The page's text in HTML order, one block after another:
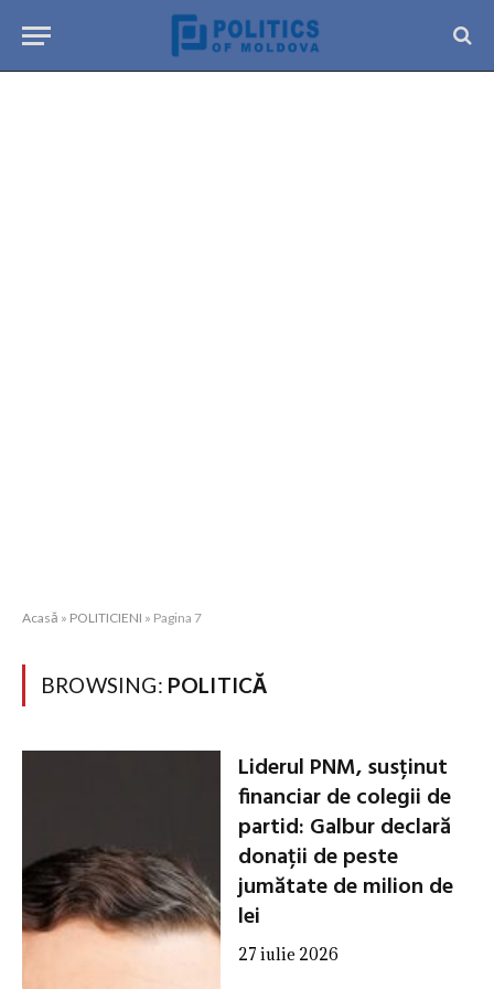
Acasă » POLITICIENI » Pagina 7
BROWSING: POLITICĂ
Liderul PNM, susținut
financiar de colegii de
partid: Galbur declară
donații de peste
jumătate de milion de
lei
27 iulie 2026